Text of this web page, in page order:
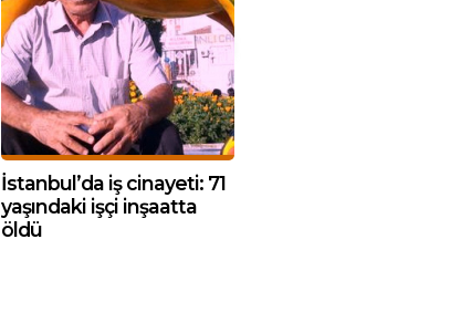
İstanbul’da iş cinayeti: 71
yaşındaki işçi inşaatta
öldü